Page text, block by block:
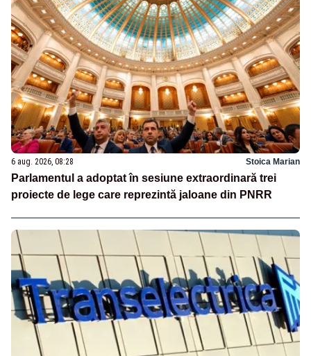
6 aug. 2026, 08:28 Stoica Marian
Parlamentul a adoptat în sesiune extraordinară trei
proiecte de lege care reprezintă jaloane din PNRR